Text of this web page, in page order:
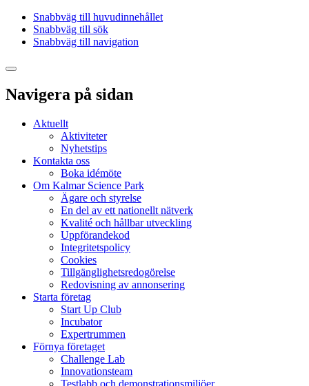
Snabbväg till huvudinnehållet
Snabbväg till sök
Snabbväg till navigation
Navigera på sidan
Aktuellt
Aktiviteter
Nyhetstips
Kontakta oss
Boka idémöte
Om Kalmar Science Park
Ägare och styrelse
En del av ett nationellt nätverk
Kvalité och hållbar utveckling
Uppförandekod
Integritetspolicy
Cookies
Tillgänglighetsredogörelse
Redovisning av annonsering
Starta företag
Start Up Club
Incubator
Expertrummen
Förnya företaget
Challenge Lab
Innovationsteam
Testlabb och demonstrationsmiljöer